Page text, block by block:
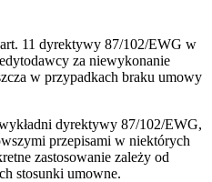
11 dyrektywy 87/102/EWG w
za niewykonanie
w przypadkach braku umowy
dyrektywy 87/102/EWG,
przepisami w niektórych
zastosowanie zależy od
stosunki umowne.